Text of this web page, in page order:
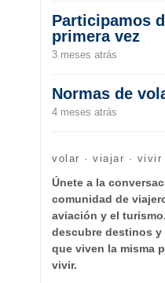
Participamos
primera vez
3 meses atrás
Normas de
4 meses atrás
volar · viajar · vivir
Únete a la
comunidad de
aviación y el
descubre destinos
que viven la misma
vivir.